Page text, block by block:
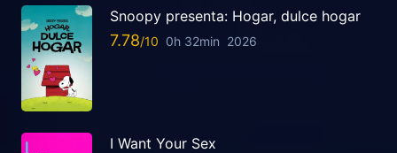
Snoopy presenta: Hogar, dulce hogar
7.78 0h 32min 2026
I Want Your Sex